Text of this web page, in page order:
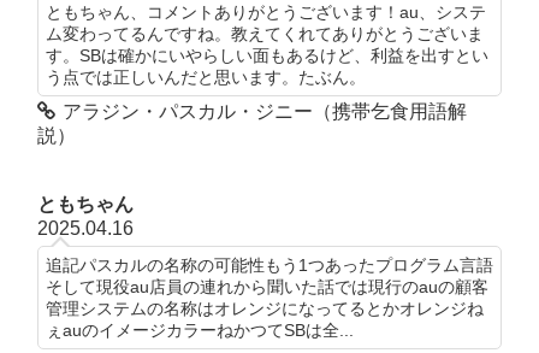
ともちゃん、コメントありがとうございます！au、システ
ム変わってるんですね。教えてくれてありがとうございま
す。SBは確かにいやらしい面もあるけど、利益を出すとい
う点では正しいんだと思います。たぶん。
アラジン・パスカル・ジニー（携帯乞食用語解
説）
ともちゃん
2025.04.16
追記パスカルの名称の可能性もう1つあったプログラム言語
そして現役au店員の連れから聞いた話では現行のauの顧客
管理システムの名称はオレンジになってるとかオレンジね
ぇauのイメージカラーねかつてSBは全...